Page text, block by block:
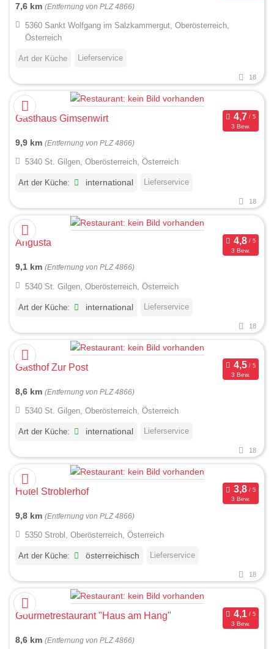
7,6 km (Entfernung von PLZ 4866)
5360 Sankt Wolfgang im Salzkammergut, Oberösterreich,
Österreich
Art der Küche Lieferservice
18
Gasthaus Gimsenwirt
3 Bew.
9,9 km (Entfernung von PLZ 4866)
5340 St. Gilgen, Oberösterreich, Österreich
Art der Küche: international Lieferservice
18
Angusta
3 Bew.
9,1 km (Entfernung von PLZ 4866)
5340 St. Gilgen, Oberösterreich, Österreich
Art der Küche: international Lieferservice
18
Gasthof Zur Post
3 Bew.
8,6 km (Entfernung von PLZ 4866)
5340 St. Gilgen, Oberösterreich, Österreich
Art der Küche: international Lieferservice
18
Hotel Stroblerhof
3 Bew.
9,8 km (Entfernung von PLZ 4866)
5350 Strobl, Oberösterreich, Österreich
Art der Küche: österreichisch Lieferservice
18
Gourmetrestaurant "Haus am Hang"
3 Bew.
8,6 km (Entfernung von PLZ 4866)